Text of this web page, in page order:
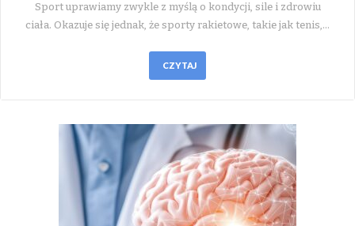
Sport uprawiamy zwykle z myślą o kondycji, sile i zdrowiu
ciała. Okazuje się jednak, że sporty rakietowe, takie jak tenis,…
CZYTAJ